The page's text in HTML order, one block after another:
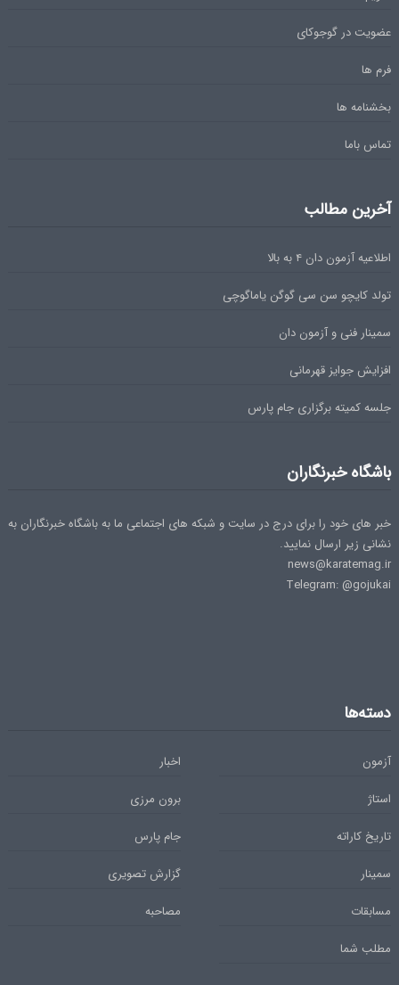
عضویت در گوجوکای
فرم ها
بخشنامه ها
تماس باما
آخرین مطالب
اطلاعیه آزمون دان ۴ به بالا
تولد کایچو سن سی گوگن یاماگوچی
سمینار فنی و آزمون دان
افزایش جوایز قهرمانی
جلسه کمیته برگزاری جام پارس
باشگاه خبرنگاران
خبر های خود را برای درج در سایت و شبکه های اجتماعی ما به باشگاه خبرنگاران به
نشانی زیر ارسال نمایید.
news@karatemag.ir
Telegram: @gojukai
دسته‌ها
آزمون
اخبار
استاژ
برون مرزی
تاریخ کاراته
جام پارس
سمینار
گزارش تصویری
مسابقات
مصاحبه
مطلب شما